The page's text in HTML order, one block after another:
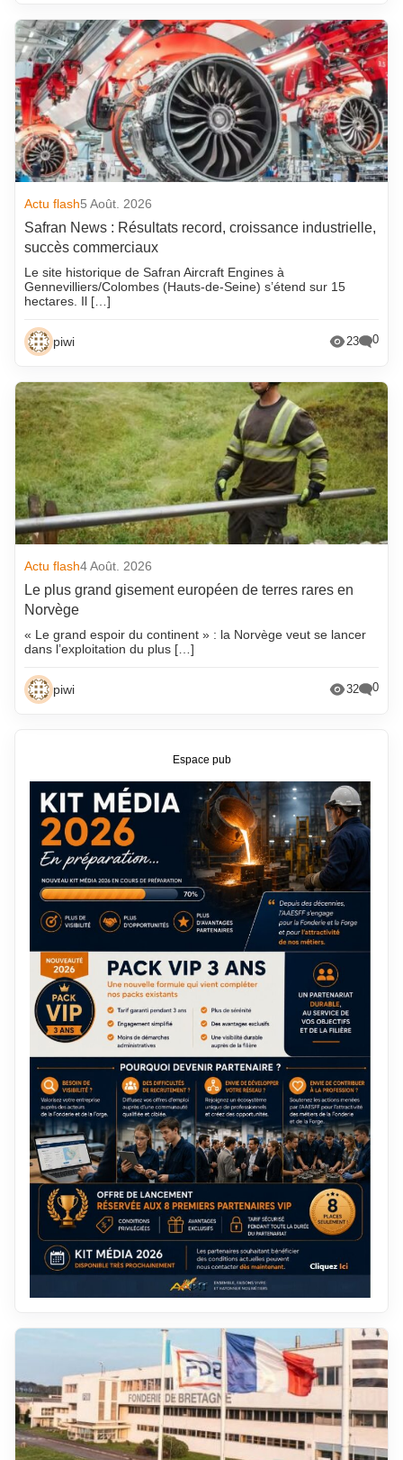
Actu flash5 Août. 2026
Safran News : Résultats record, croissance industrielle,
succès commerciaux
Le site historique de Safran Aircraft Engines à
Gennevilliers/Colombes (Hauts-de-Seine) s’étend sur 15
hectares. Il […]
piwi 23 0
Actu flash4 Août. 2026
Le plus grand gisement européen de terres rares en
Norvège
« Le grand espoir du continent » : la Norvège veut se lancer
dans l’exploitation du plus […]
piwi 32 0
Espace pub